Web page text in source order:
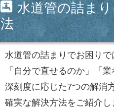
水道管の詰ま
法
水道管の詰まりでお困り
「自分で直せるのか」「
深刻度に応じた7つの解消
確実な解決方法をご紹介し